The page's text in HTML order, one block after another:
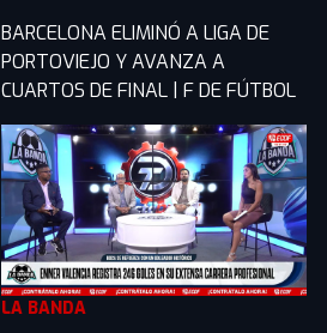
BARCELONA ELIMINÓ A LIGA DE
PORTOVIEJO Y AVANZA A
CUARTOS DE FINAL | F DE FÚTBOL
LA BANDA